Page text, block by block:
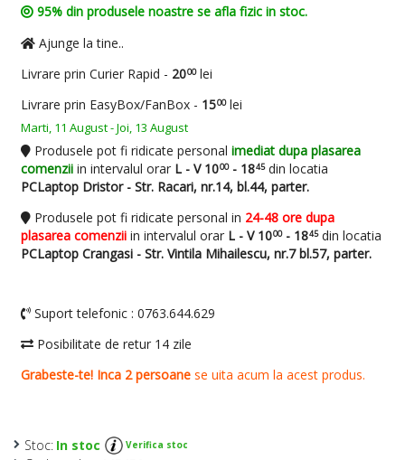
Stoc: In stoc Verifica stoc